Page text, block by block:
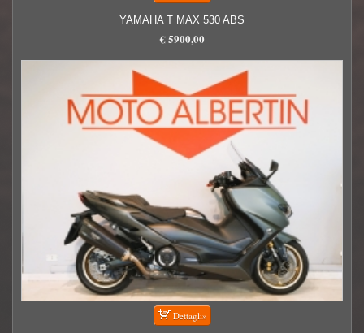
YAMAHA T MAX 530 ABS
€ 5900,00